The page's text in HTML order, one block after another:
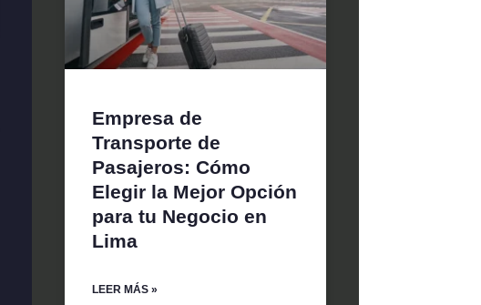
Empresa de
Transporte de
Pasajeros: Cómo
Elegir la Mejor Opción
para tu Negocio en
Lima
LEER MÁS »